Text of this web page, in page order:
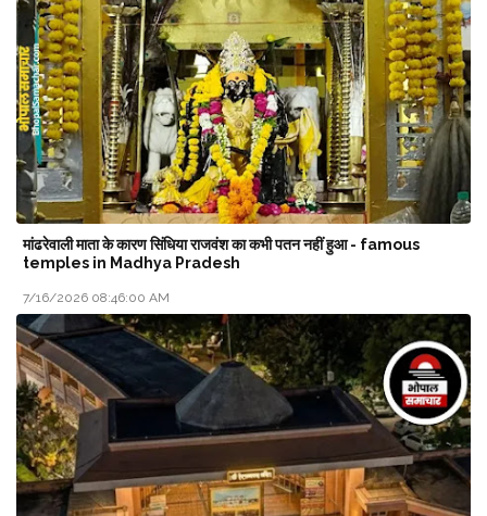
मांढरेवाली माता के कारण सिंधिया राजवंश का कभी पतन नहीं हुआ - famous
temples in Madhya Pradesh
7/16/2026 08:46:00 AM